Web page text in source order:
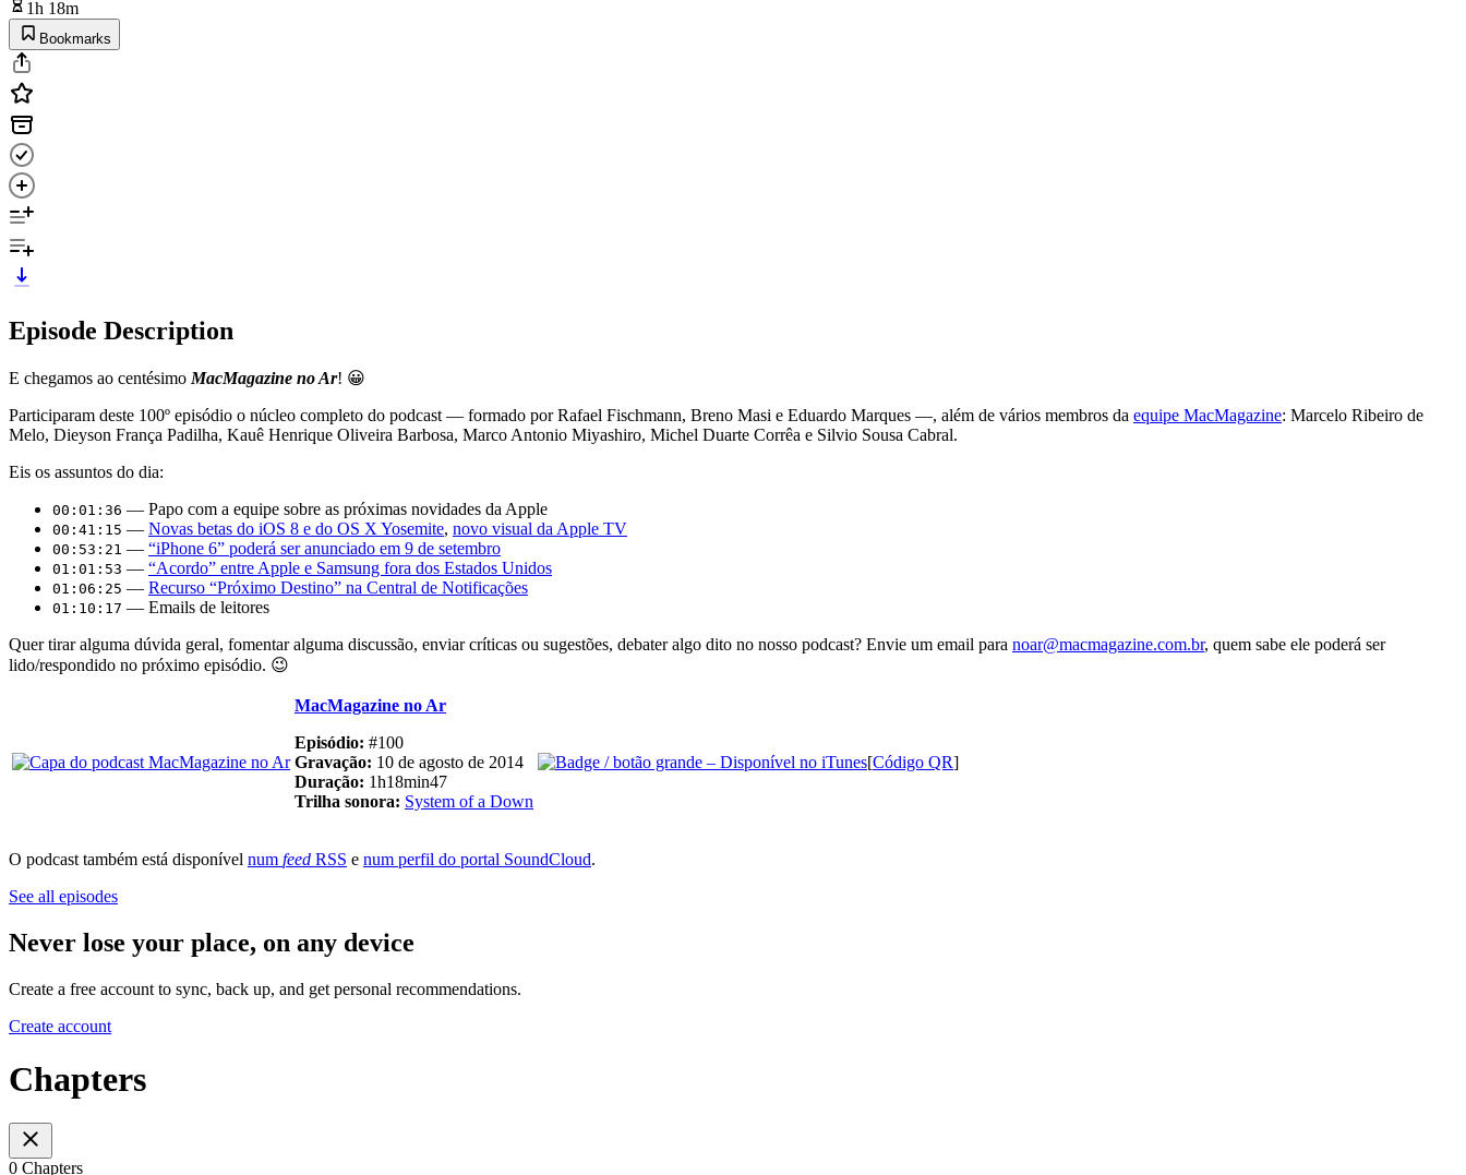
1h 18m
Bookmarks
Episode Description
E chegamos ao centésimo MacMagazine no Ar! 😀
Participaram deste 100º episódio o núcleo completo do podcast — formado por Rafael Fischmann, Breno Masi e Eduardo Marques —, além de vários membros da equipe MacMagazine: Marcelo Ribeiro de
Melo, Dieyson França Padilha, Kauê Henrique Oliveira Barbosa, Marco Antonio Miyashiro, Michel Duarte Corrêa e Silvio Sousa Cabral.
Eis os assuntos do dia:
00:01:36 — Papo com a equipe sobre as próximas novidades da Apple
00:41:15 — Novas betas do iOS 8 e do OS X Yosemite, novo visual da Apple TV
00:53:21 — “iPhone 6” poderá ser anunciado em 9 de setembro
01:01:53 — “Acordo” entre Apple e Samsung fora dos Estados Unidos
01:06:25 — Recurso “Próximo Destino” na Central de Notificações
01:10:17 — Emails de leitores
Quer tirar alguma dúvida geral, fomentar alguma discussão, enviar críticas ou sugestões, debater algo dito no nosso podcast? Envie um email para noar@macmagazine.com.br, quem sabe ele poderá ser
lido/respondido no próximo episódio. 😉
MacMagazine no Ar
Episódio: #100
Gravação: 10 de agosto de 2014
Duração: 1h18min47
Trilha sonora: System of a Down
[Código QR]
O podcast também está disponível num feed RSS e num perfil do portal SoundCloud.
See all episodes
Never lose your place, on any device
Create a free account to sync, back up, and get personal recommendations.
Create account
Chapters
0 Chapters